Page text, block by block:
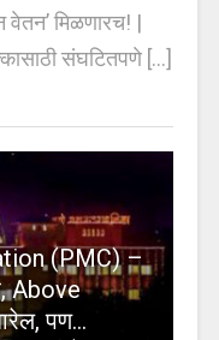
वेतन’ मिळणारच! |
संघटितपणे [...]
(PMC) –
Above
पण…